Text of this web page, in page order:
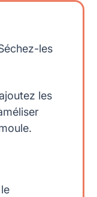
les
les